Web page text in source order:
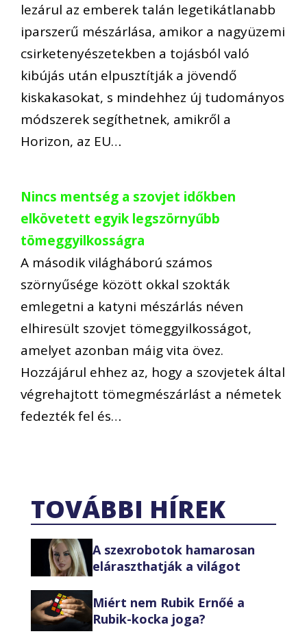
lezárul az emberek talán legetikátlanabb
iparszerű mészárlása, amikor a nagyüzemi
csirketenyészetekben a tojásból való
kibújás után elpusztítják a jövendő
kiskakasokat, s mindehhez új tudományos
módszerek segíthetnek, amikről a
Horizon, az EU…
Nincs mentség a szovjet időkben
elkövetett egyik legszörnyűbb
tömeggyilkosságra
A második világháború számos
szörnyűsége között okkal szokták
emlegetni a katyni mészárlás néven
elhiresült szovjet tömeggyilkosságot,
amelyet azonban máig vita övez.
Hozzájárul ehhez az, hogy a szovjetek által
végrehajtott tömegmészárlást a németek
fedezték fel és…
TOVÁBBI HÍREK
A szexrobotok hamarosan
eláraszthatják a világot
Miért nem Rubik Ernőé a
Rubik-kocka joga?